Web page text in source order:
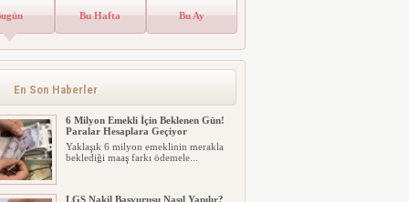
Bu Hafta Bu Ay
En Son Haberler
Sahipleri Dikkat
Emlak vergisinde gelecek yıl için esas
6 Milyon Emekli İçin Beklenen Gün!
Paralar Hesaplara Geçiyor
Yaklaşık 6 milyon emeklinin merakla
beklediği maaş farkı ödemele...
LGS Nakil Başvurusu Nasıl Yapılır?